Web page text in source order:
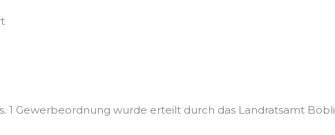
1 Gewerbeordnung wurde erteilt durch das Landratsamt